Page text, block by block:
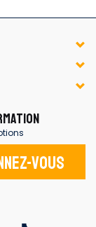
vous